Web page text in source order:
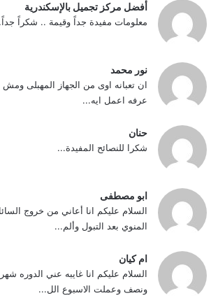
أفضل مركز تجميل بالإسكندرية
معلومات مفيدة جداً وقيمة .. شكراً
نور محمد
ان تعبانه اوى من الجهاز المهبلى ومش
عرفه اعمل ايه...
حنان
شكرا للنصائح المفيدة...
ابو مصطفى
السلام عليكم انا أعاني من خروج
المنوي بعد التبول وألم...
ام كيان
السلام عليكم انا غايبه عني الدوره شهر
ونصف وعملت الاسبوع الل...